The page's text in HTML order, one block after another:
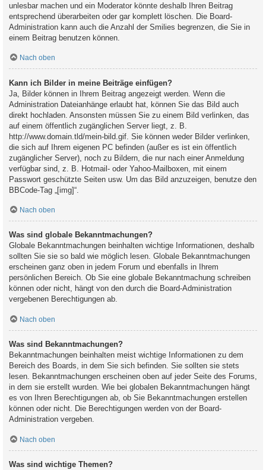
unlesbar machen und ein Moderator könnte deshalb Ihren Beitrag
entsprechend überarbeiten oder gar komplett löschen. Die Board-
Administration kann auch die Anzahl der Smilies begrenzen, die Sie in
einem Beitrag benutzen können.
Nach oben
Kann ich Bilder in meine Beiträge einfügen?
Ja, Bilder können in Ihrem Beitrag angezeigt werden. Wenn die
Administration Dateianhänge erlaubt hat, können Sie das Bild auch
direkt hochladen. Ansonsten müssen Sie zu einem Bild verlinken, das
auf einem öffentlich zugänglichen Server liegt, z. B.
http://www.domain.tld/mein-bild.gif. Sie können weder Bilder verlinken,
die sich auf Ihrem eigenen PC befinden (außer es ist ein öffentlich
zugänglicher Server), noch zu Bildern, die nur nach einer Anmeldung
verfügbar sind, z. B. Hotmail- oder Yahoo-Mailboxen, mit einem
Passwort geschützte Seiten usw. Um das Bild anzuzeigen, benutze den
BBCode-Tag „[img]“.
Nach oben
Was sind globale Bekanntmachungen?
Globale Bekanntmachungen beinhalten wichtige Informationen, deshalb
sollten Sie sie so bald wie möglich lesen. Globale Bekanntmachungen
erscheinen ganz oben in jedem Forum und ebenfalls in Ihrem
persönlichen Bereich. Ob Sie eine globale Bekanntmachung schreiben
können oder nicht, hängt von den durch die Board-Administration
vergebenen Berechtigungen ab.
Nach oben
Was sind Bekanntmachungen?
Bekanntmachungen beinhalten meist wichtige Informationen zu dem
Bereich des Boards, in dem Sie sich befinden. Sie sollten sie stets
lesen. Bekanntmachungen erscheinen oben auf jeder Seite des Forums,
in dem sie erstellt wurden. Wie bei globalen Bekanntmachungen hängt
es von Ihren Berechtigungen ab, ob Sie Bekanntmachungen erstellen
können oder nicht. Die Berechtigungen werden von der Board-
Administration vergeben.
Nach oben
Was sind wichtige Themen?